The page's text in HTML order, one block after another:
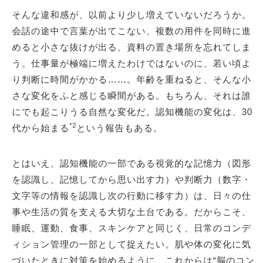
そんな違和感が、以前より少し増えていないだろうか。
会話の途中で言葉が出てこない、複数の用件を同時に進
めると小さな抜けが出る、資料の置き場所を忘れてしま
う。仕事量が極端に増えたわけではないのに、若い頃よ
り判断に時間がかかる……。年齢を重ねると、そんな小
さな変化をふと感じる瞬間がある。もちろん、それは誰
にでも起こりうる自然な変化だ。認知機能の変化は、30
代から始まる *2 という報告もある。
とはいえ、認知機能の一部である視覚的な記憶力（図形
を認識し、記憶してから思い出す力）や判断力（数字・
文字等の情報を認識し次の行動に移す力）は、日々の仕
事や生活の質を支える大切な土台である。だからこそ、
睡眠、運動、食事、スキンケアと同じく、日常のコンデ
ィション管理の一部として捉えたい。肌や体の変化に気
づいたときに対策を始めるように、これからは“脳のコン